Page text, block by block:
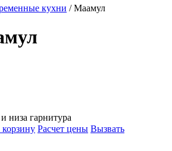
кухни / Маамул
низа гарнитура
Расчет цены Вызвать